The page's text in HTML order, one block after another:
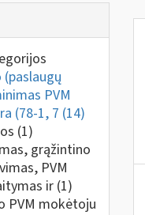
PVM
(78-1, 7 (14)
(1)
grąžintino
PVM
ir(1)
PVM mokėtoju